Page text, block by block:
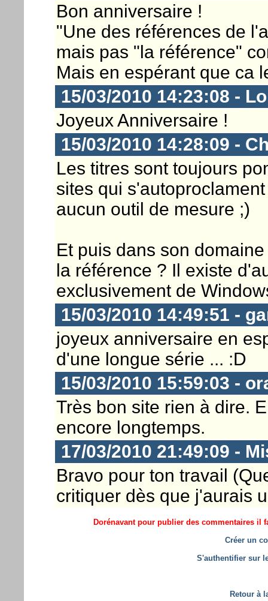
Bon anniversaire !
"Une des références de
mais pas "la référence"
Mais en espérant que ca
15/03/2010 14:23:08 -
Joyeux Anniversaire !
15/03/2010 14:28:09 -
Les titres sont toujours
sites qui
aucun outil de mesure ;)
Et puis dans son
la référence ? Il existe
exclusivement de
15/03/2010 14:49:51 -
joyeux anniversaire en
d'une longue série ... :D
15/03/2010 15:59:03 -
Très bon site rien à dire.
encore longtemps.
17/03/2010 21:49:09 -
Bravo pour ton travail
critiquer dès que j'aurais
Dorénavant pour publier des commentaires il
Créer un
S'authentifier sur
Retour à